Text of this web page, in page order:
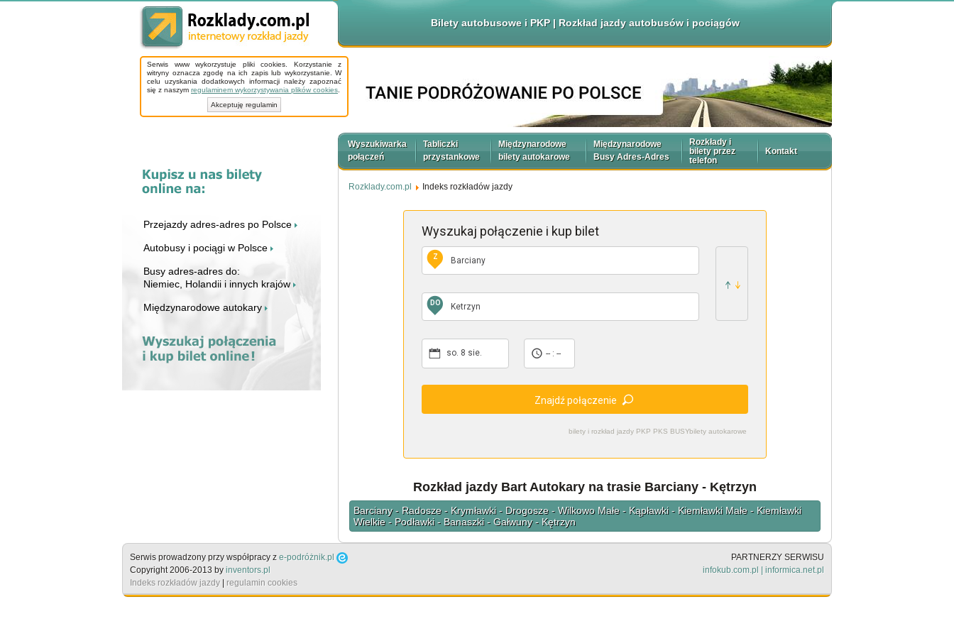
Bilety autobusowe i PKP | Rozkład jazdy autobusów i pociągów
Serwis www wykorzystuje pliki cookies. Korzystanie z
witryny oznacza zgodę na ich zapis lub wykorzystanie. W
celu uzyskania dodatkowych informacji należy zapoznać
się z naszym regulaminem wykorzystywania plików cookies
Akceptuję regulamin
Przejazdy adres-adres po Polsce
Autobusy i pociągi w Polsce
Busy adres-adres do:
Niemiec, Holandii i innych krajów
Międzynarodowe autokary
Wyszukiwarka
połączeń
Tabliczki
przystankowe
Międzynarodowe
bilety autokarowe
Międzynarodowe
Busy Adres-Adres
Rozkłady i
bilety przez
telefon
Kontakt
Rozklady.com.pl Indeks rozkładów jazdy
bilety i rozkład jazdy PKP PKS BUSYbilety autokarowe
Wyszukaj połączenie i kup bilet
Z
DO
so. 8 sie. -- : --
Znajdź połączenie
Rozkład jazdy Bart Autokary na trasie Barciany - Kętrzyn
Barciany - Radosze - Krymławki - Drogosze - Wilkowo Małe - Kąpławki - Kiemławki Małe - Kiemławki
Wielkie - Podławki - Banaszki - Gałwuny - Kętrzyn
Serwis prowadzony przy współpracy z e-podróżnik.pl
Copyright 2006-2013 by inventors.pl
Indeks rozkładów jazdy | regulamin cookies
PARTNERZY SERWISU
infokub.com.pl | informica.net.pl